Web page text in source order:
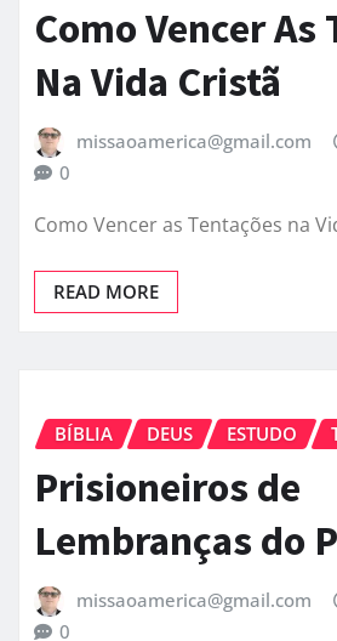
Como Vencer As
Na Vida Cristã
missaoamerica@gmail.com
0
Como Vencer as Tentações na
READ MORE
BÍBLIA DEUS ESTUDO
Prisioneiros de
Lembranças do
missaoamerica@gmail.com
0